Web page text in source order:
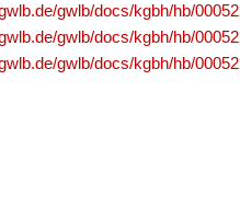
gwlb/docs/kgbh/hb/
gwlb/docs/kgbh/hb/
gwlb/docs/kgbh/hb/